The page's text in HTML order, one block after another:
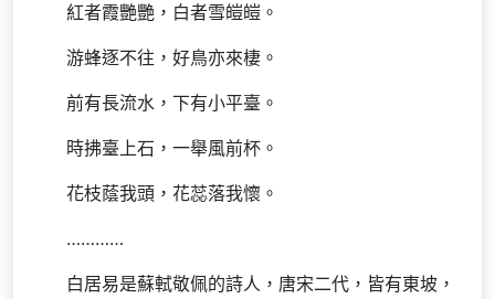
紅者霞艷艷，白者雪皚皚。
游蜂逐不往，好鳥亦來棲。
前有長流水，下有小平臺。
時拂臺上石，一舉風前杯。
花枝蔭我頭，花蕊落我懷。
…………
白居易是蘇軾敬佩的詩人，唐宋二代，皆有東坡，